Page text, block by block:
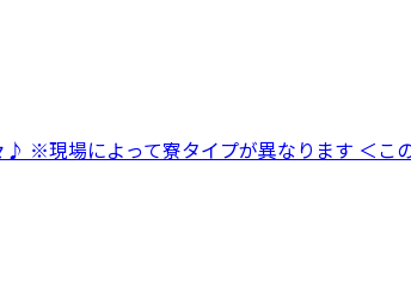
※現場によって寮タイプが異なります ＜